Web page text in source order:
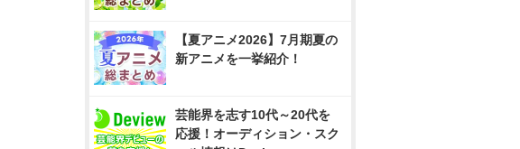
【夏アニメ2026】7月期夏の
新アニメを一挙紹介！
芸能界を志す10代～20代を
応援！オーディション・スク